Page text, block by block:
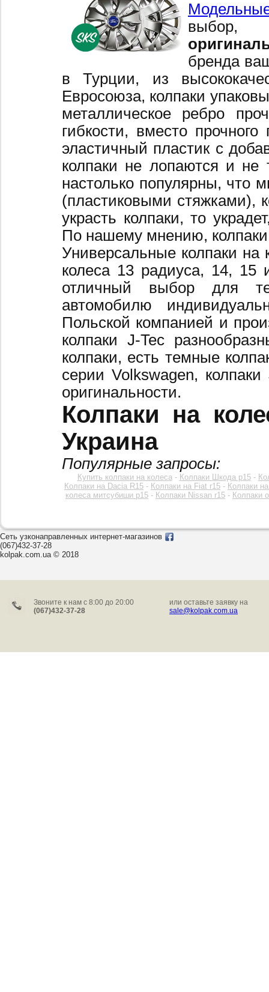
выбор,
бренда
в Турции, из
Евросоюза, колпаки
металлическое ребро
гибкости, вместо
эластичный пластик с
колпаки не лопаются и не
настолько популярны, что
(пластиковыми стяжками),
украсть колпаки, то
По нашему мнению,
Универсальные колпаки
колеса 13 радиуса, 14,
отличный выбор для
автомобилю
Польской компанией и
колпаки J-Tec
колпаки, есть темные
серии Volkswagen,
оригинальности.
Колпаки на
Украина
Популярные запросы:
Купить колпаки на колеса- Колпаки Шкода р15-
Колпаки на Dacia R15 - Колпаки на Fiat r15 - Колпаки
колеса митсубиши р15 - Колпаки Nissan r15 - Колпаки
Сеть узконаправленных интернет-магазинов
(067)432-37-28
kolpak.com.ua © 2018
Звоните к нам c 8:00 до 20:00
(067)432-37-28
или оставьте заявку на
sale@kolpak.com.ua